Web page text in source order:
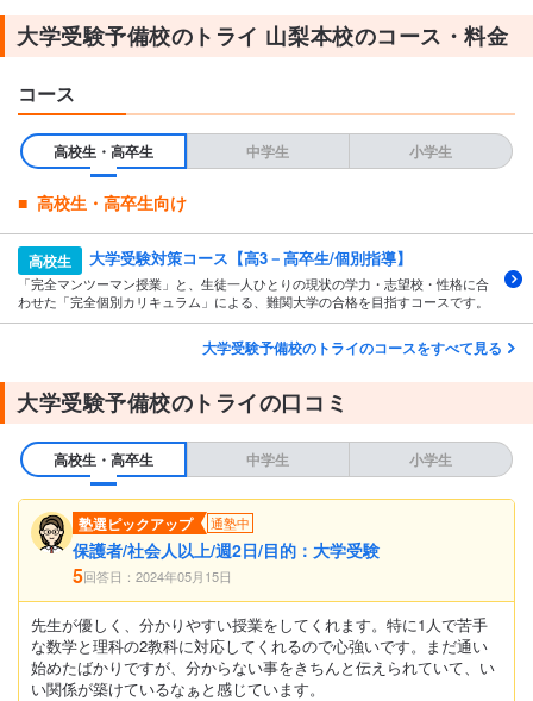
大学受験予備校のトライ 山梨本校のコース・料金
コース
高校生・高卒生 中学生 小学生
高校生・高卒生向け
高校生 大学受験対策コース【高3－高卒生/個別指導】
「完全マンツーマン授業」と、生徒一人ひとりの現状の学力・志望校・性格に合
わせた「完全個別カリキュラム」による、難関大学の合格を目指すコースです。
大学受験予備校のトライのコースをすべて見る
大学受験予備校のトライの口コミ
高校生・高卒生 中学生 小学生
塾選ピックアップ 通塾中
保護者/社会人以上/週2日/目的：大学受験
5回答日：2024年05月15日
先生が優しく、分かりやすい授業をしてくれます。特に1人で苦手
な数学と理科の2教科に対応してくれるので心強いです。まだ通い
始めたばかりですが、分からない事をきちんと伝えられていて、い
い関係が築けているなぁと感じています。